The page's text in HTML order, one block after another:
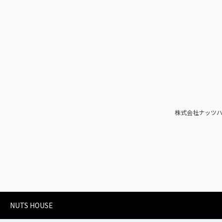
株式会社ナッツ
NUTS HOUSE